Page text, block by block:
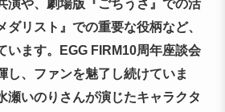
演や、劇場版『ごちうさ』での活
ダリスト』での重要な役柄など、
います。EGG FIRM10周年座談会
し、ファンを魅了し続けていま
瀬いのりさんが演じたキャラクタ